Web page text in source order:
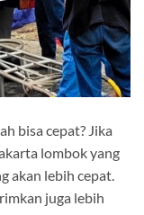
bisa cepat? Jika
lombok yang
akan lebih cepat.
juga lebih